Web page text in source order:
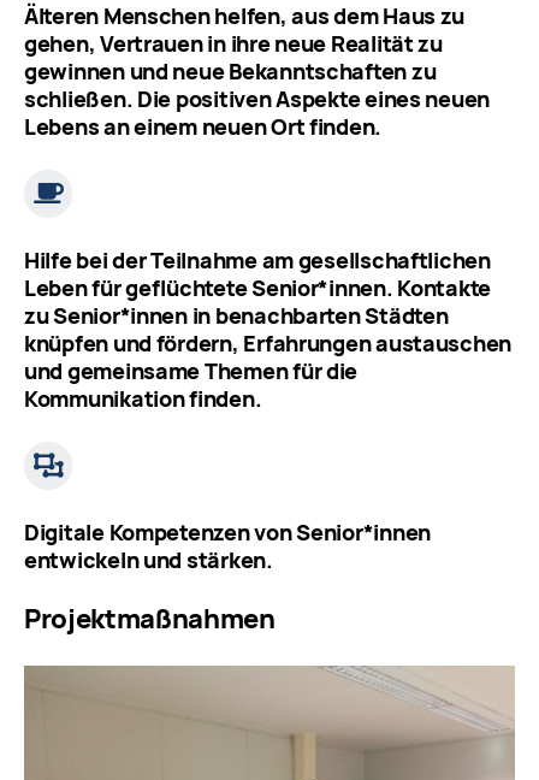
Älteren Menschen helfen, aus dem Haus zu
gehen, Vertrauen in ihre neue Realität zu
gewinnen und neue Bekanntschaften zu
schließen. Die positiven Aspekte eines neuen
Lebens an einem neuen Ort finden.
Hilfe bei der Teilnahme am gesellschaftlichen
Leben für geflüchtete Senior*innen. Kontakte
zu Senior*innen in benachbarten Städten
knüpfen und fördern, Erfahrungen austauschen
und gemeinsame Themen für die
Kommunikation finden.
Digitale Kompetenzen von Senior*innen
entwickeln und stärken.
Projektmaßnahmen